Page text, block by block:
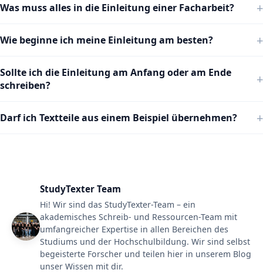
Was muss alles in die Einleitung einer Facharbeit?
Wie beginne ich meine Einleitung am besten?
Sollte ich die Einleitung am Anfang oder am Ende
schreiben?
Darf ich Textteile aus einem Beispiel übernehmen?
StudyTexter Team
Hi! Wir sind das StudyTexter-Team – ein
akademisches Schreib- und Ressourcen-Team mit
umfangreicher Expertise in allen Bereichen des
Studiums und der Hochschulbildung. Wir sind selbst
begeisterte Forscher und teilen hier in unserem Blog
unser Wissen mit dir.